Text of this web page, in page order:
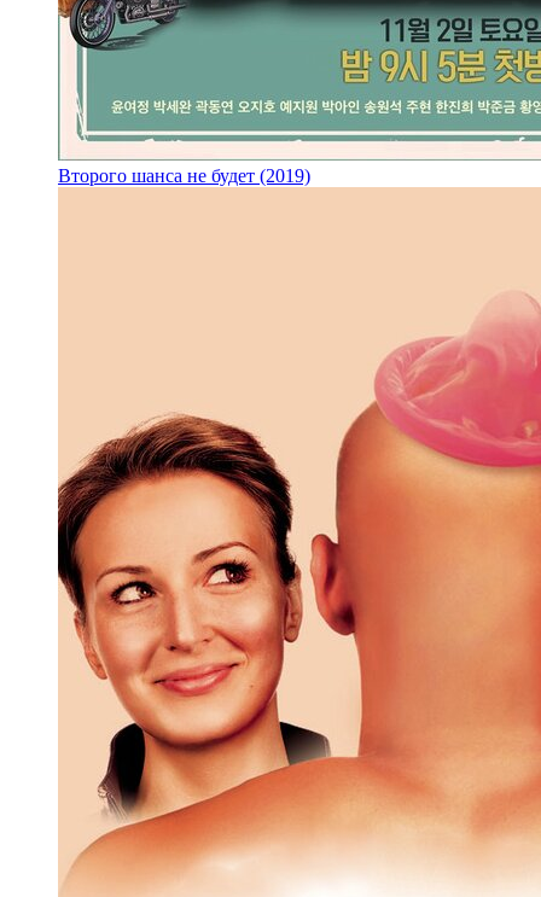
Второго шанса не будет (2019)